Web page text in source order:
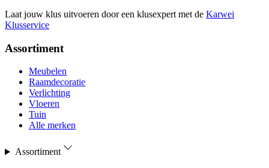
Laat jouw klus uitvoeren door een klusexpert met de Karwei
Klusservice
Assortiment
Meubelen
Raamdecoratie
Verlichting
Vloeren
Tuin
Alle merken
Assortiment